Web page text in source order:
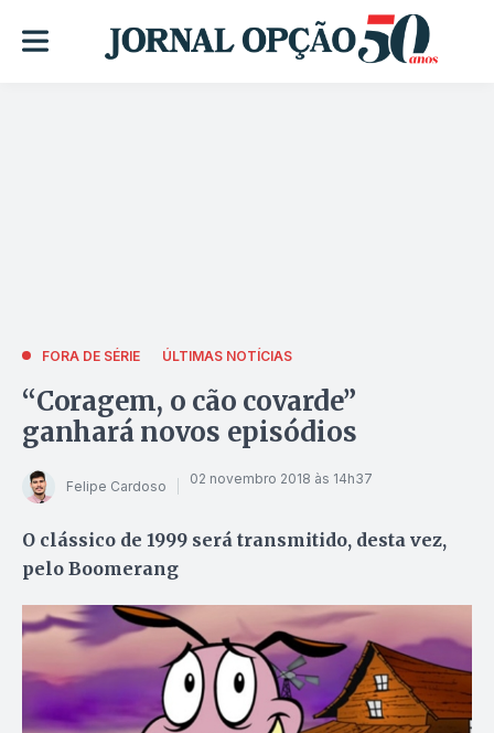
FORA DE SÉRIE ÚLTIMAS NOTÍCIAS
“Coragem, o cão covarde”
ganhará novos episódios
Felipe Cardoso 02 novembro 2018 às 14h37
O clássico de 1999 será transmitido, desta vez,
pelo Boomerang